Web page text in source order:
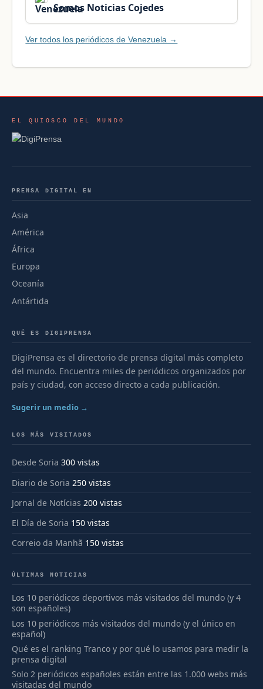
Somos Noticias Cojedes
Ver todos los periódicos de Venezuela →
EL QUIOSCO DEL MUNDO
PRENSA DIGITAL EN
Asia
América
África
Europa
Oceanía
Antártida
QUÉ ES DIGIPRENSA
DigiPrensa es el directorio de prensa digital más completo
del mundo. Encuentra miles de periódicos organizados por
país y ciudad, con acceso directo a cada publicación.
Sugerir un medio →
LOS MÁS VISITADOS
Desde Soria 300 vistas
Diario de Soria 250 vistas
Jornal de Notícias 200 vistas
El Día de Soria 150 vistas
Correio da Manhã 150 vistas
ÚLTIMAS NOTICIAS
Los 10 periódicos deportivos más visitados del mundo (y 4
son españoles)
Los 10 periódicos más visitados del mundo (y el único en
español)
Qué es el ranking Tranco y por qué lo usamos para medir la
prensa digital
Solo 2 periódicos españoles están entre las 1.000 webs más
visitadas del mundo